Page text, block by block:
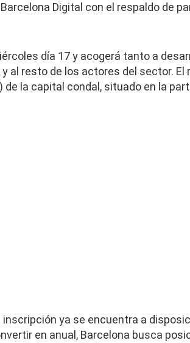
Digital con el respaldo de
día 17 y acogerá tanto a
al resto de los actores del sector. El
la capital condal, situado en la
inscripción ya se encuentra a
en anual, Barcelona busca